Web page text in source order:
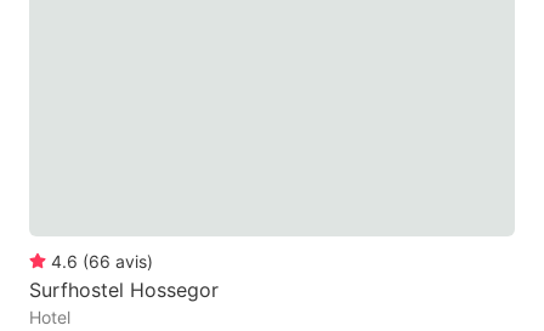
4.6 (66 avis)
Surfhostel Hossegor
Hotel